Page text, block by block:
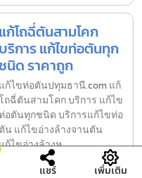
แก้โถฉี่ตันสามโคก
บริการ แก้ไขท่อตันทุก
นิด ราคาถูก
แก้ไขท่อตันปทุมธานี.com แก้
ถฉี่ตันสามโคก บริการ แก้ไข
อตันทุกชนิด บริการแก้ไขท่อ
ตัน แก้ไขอ่างล้างจานตัน
ก้ไขอ่างล้างห
แชร์ เพิ่มเติม